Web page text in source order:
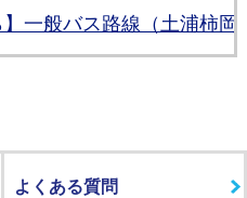
】一般バス路線（土浦柿
よくある質問